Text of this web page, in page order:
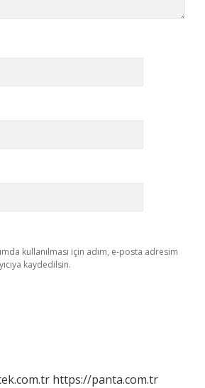
kullanılması için adım, e-posta adresim
kaydedilsin.
https://panta.com.tr